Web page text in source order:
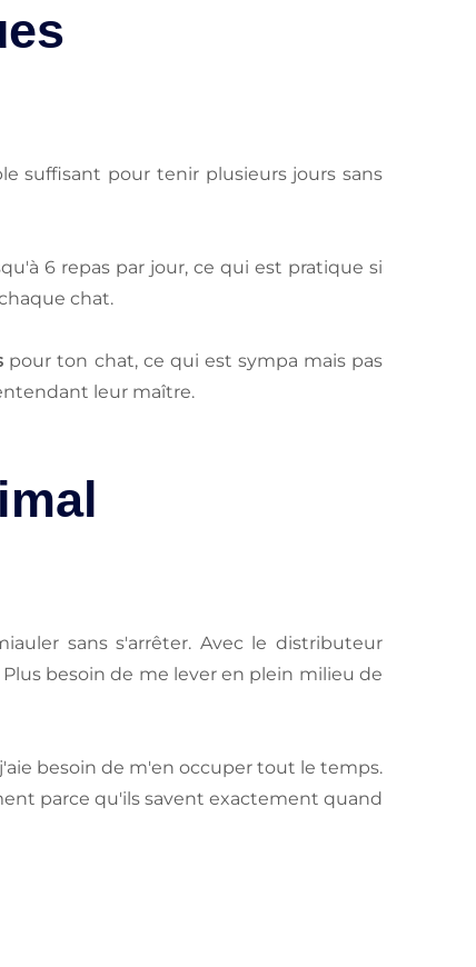
suffisant pour tenir plusieurs jours sans
6 repas par jour, ce qui est pratique si
chat.
pour ton chat, ce qui est sympa mais pas
leur maître.
sans s'arrêter. Avec le distributeur
besoin de me lever en plein milieu de
besoin de m'en occuper tout le temps.
parce qu'ils savent exactement quand